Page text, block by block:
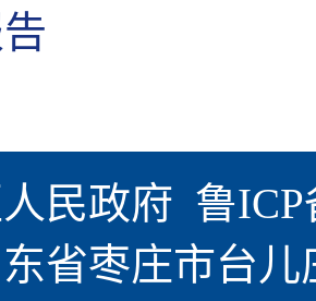
民政府 鲁ICP
省枣庄市台儿